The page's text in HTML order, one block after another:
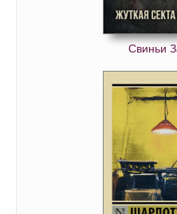
Свиньи